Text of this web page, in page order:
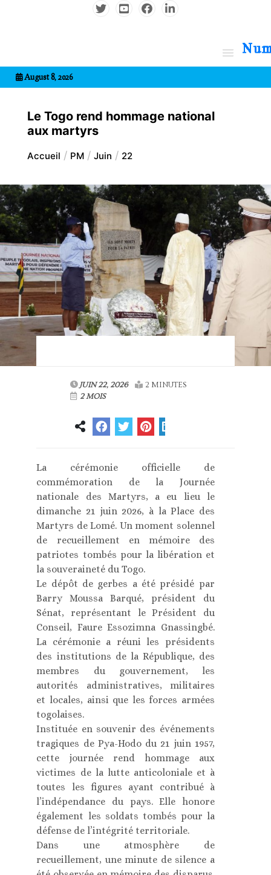
August 8, 2026
Le Togo rend hommage national
aux martyrs
Accueil PM Juin 22
JUIN 22, 2026
2 MINUTES
2 MOIS
La cérémonie officielle de
commémoration de la Journée
nationale des Martyrs, a eu lieu le
dimanche 21 juin 2026, à la Place des
Martyrs de Lomé. Un moment solennel
de recueillement en mémoire des
patriotes tombés pour la libération et
la souveraineté du Togo.
Le dépôt de gerbes a été présidé par
Barry Moussa Barqué, président du
Sénat, représentant le Président du
Conseil, Faure Essozimna Gnassingbé.
La cérémonie a réuni les présidents
des institutions de la République, des
membres du gouvernement, les
autorités administratives, militaires
et locales, ainsi que les forces armées
togolaises.
Instituée en souvenir des événements
tragiques de Pya-Hodo du 21 juin 1957,
cette journée rend hommage aux
victimes de la lutte anticoloniale et à
toutes les figures ayant contribué à
l’indépendance du pays. Elle honore
également les soldats tombés pour la
défense de l’intégrité territoriale.
Dans une atmosphère de
recueillement, une minute de silence a